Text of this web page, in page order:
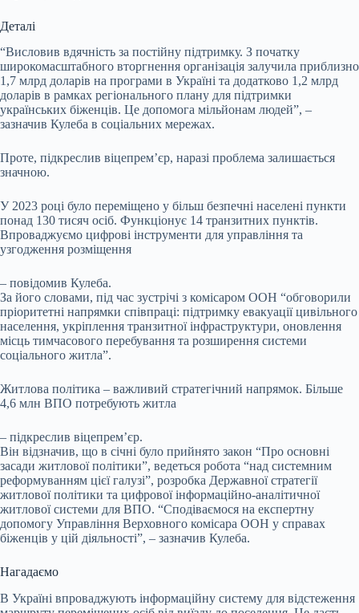
Деталі
“Висловив вдячність за постійну підтримку. З початку
широкомасштабного вторгнення організація залучила приблизно
1,7 млрд доларів на програми в Україні та додатково 1,2 млрд
доларів в рамках регіонального плану для підтримки
українських біженців. Це допомога мільйонам людей”, –
зазначив Кулеба в соціальних мережах.
Проте, підкреслив віцепрем’єр, наразі проблема залишається
значною.
У 2023 році було переміщено у більш безпечні населені пункти
понад 130 тисяч осіб. Функціонує 14 транзитних пунктів.
Впроваджуємо цифрові інструменти для управління та
узгодження розміщення
– повідомив Кулеба.
За його словами, під час зустрічі з комісаром ООН “обговорили
пріоритетні напрямки співпраці: підтримку евакуації цивільного
населення, укріплення транзитної інфраструктури, оновлення
місць тимчасового перебування та розширення системи
соціального житла”.
Житлова політика – важливий стратегічний напрямок. Більше
4,6 млн ВПО потребують житла
– підкреслив віцепрем’єр.
Він відзначив, що в січні було прийнято закон “Про основні
засади житлової політики”, ведеться робота “над системним
реформуванням цієї галузі”, розробка Державної стратегії
житлової політики та цифрової інформаційно-аналітичної
житлової системи для ВПО. “Сподіваємося на експертну
допомогу Управління Верховного комісара ООН у справах
біженців у цій діяльності”, – зазначив Кулеба.
Нагадаємо
В Україні впроваджують інформаційну систему для відстеження